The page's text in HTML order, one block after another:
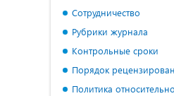
Сотрудничество
Рубрики журнала
Контрольные сроки
Порядок
Политика относительно